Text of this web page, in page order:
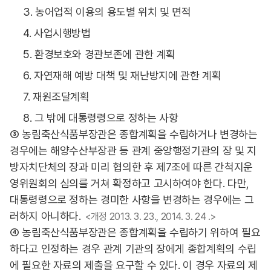
3. 농어업적 이용의 용도별 위치 및 면적
4. 사업시행방법
5. 환경보호와 경관보존에 관한 계획
6. 자연재해 예방 대책 및 재난방지에 관한 계획
7. 재원조달계획
8. 그 밖에 대통령령으로 정하는 사항
③ 농림축산식품부장관은 종합계획을 수립하거나 변경하는
경우에는 해양수산부장관 등 관계 중앙행정기관의 장 및 지
방자치단체의 장과 미리 협의한 후 제7조에 따른 간척지운
영위원회의 심의를 거쳐 확정하고 고시하여야 한다. 다만,
대통령령으로 정하는 경미한 사항을 변경하는 경우에는 그
러하지 아니하다. <개정 2013. 3. 23., 2014. 3. 24 .>
④ 농림축산식품부장관은 종합계획을 수립하기 위하여 필요
하다고 인정하는 경우 관계 기관의 장에게 종합계획의 수립
에 필요한 자료의 제출을 요구할 수 있다. 이 경우 자료의 제